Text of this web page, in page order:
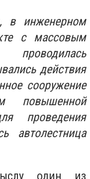
в инженерном
с массовым
действия
сооружение
повышенной
проведения
автолестница
один из